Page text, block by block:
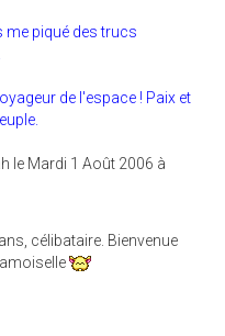
me piqué des trucs
de l'espace ! Paix et
le Mardi 1 Août 2006 à
célibataire. Bienvenue